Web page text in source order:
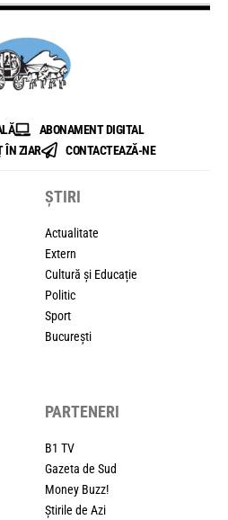
ABONAMENT DIGITAL
ÎN ZIAR
CONTACTEAZĂ-NE
ȘTIRI
Actualitate
Extern
Cultură și Educație
Politic
Sport
București
PARTENERI
B1 TV
Gazeta de Sud
Money Buzz!
Știrile de Azi